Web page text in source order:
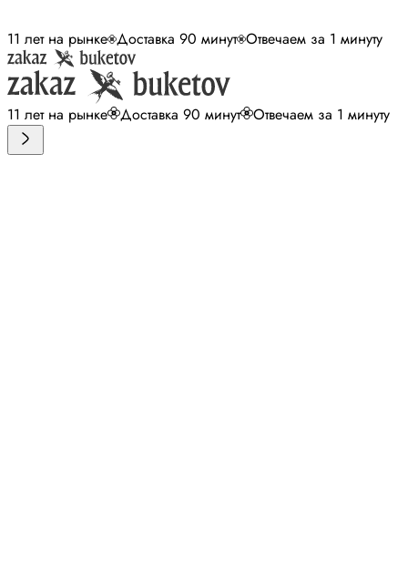
11 лет на рынке Доставка 90 минут Отвечаем за 1 минуту
11 лет на рынке Доставка 90 минут Отвечаем за 1 минуту